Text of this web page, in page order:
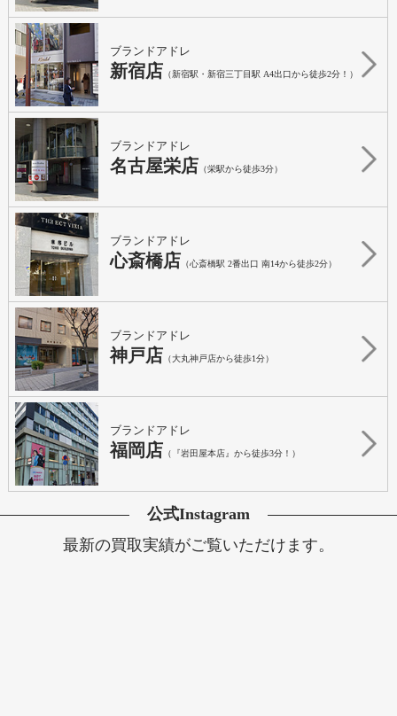
ブランドアドレ
新宿店 （新宿駅・新宿三丁目駅 A4出口から徒歩2分！）
ブランドアドレ
名古屋栄店 （栄駅から徒歩3分）
ブランドアドレ
心斎橋店 （心斎橋駅 2番出口 南14から徒歩2分）
ブランドアドレ
神戸店 （大丸神戸店から徒歩1分）
ブランドアドレ
福岡店 （『岩田屋本店』から徒歩3分！）
公式Instagram
最新の買取実績がご覧いただけます。